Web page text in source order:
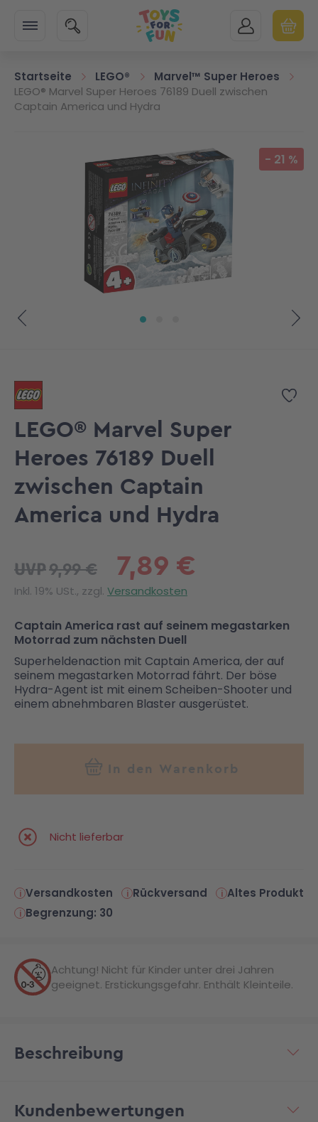
SUCHE MEIN KONTO
Startseite LEGO®
Marvel™ Super Heroes
LEGO® Marvel Super Heroes 76189 Duell zwischen
Captain America und Hydra
Zum Ende der Bildgalerie springen - 21 %
Zur
LEGO® Marvel Super
Heroes 76189 Duell
zwischen Captain
America und Hydra
7,89 €
UVP9,99 €
Inkl. 19% USt., zzgl. Versandkosten
Captain America rast auf seinem megastarken
Motorrad zum nächsten Duell
Superheldenaction mit Captain America, der auf
seinem megastarken Motorrad fährt. Der böse
Hydra-Agent ist mit einem Scheiben-Shooter und
einem abnehmbaren Blaster ausgerüstet.
In den Warenkorb
Nicht lieferbar
Versandkosten Rückversand
Altes Produkt
Begrenzung: 30
Achtung! Nicht für Kinder unter drei Jahren
geeignet. Erstickungsgefahr. Enthält Kleinteile.
Beschreibung
Kundenbewertungen